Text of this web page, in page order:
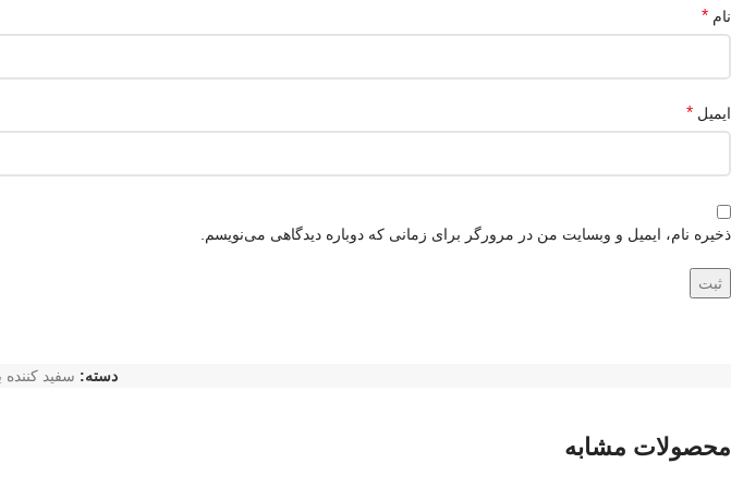
نام *
ایمیل *
ذخیره نام، ایمیل و وبسایت من در مرورگر برای زمانی که دوباره دیدگاهی می‌نویسم.
دسته: سفید کننده
محصولات مشابه